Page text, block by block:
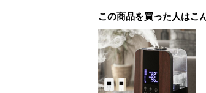
の座り心地を生みま
この商品を買った人はこ